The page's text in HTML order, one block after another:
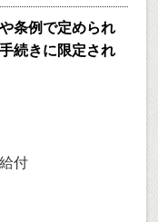
条例で定められ
続きに限定され
付